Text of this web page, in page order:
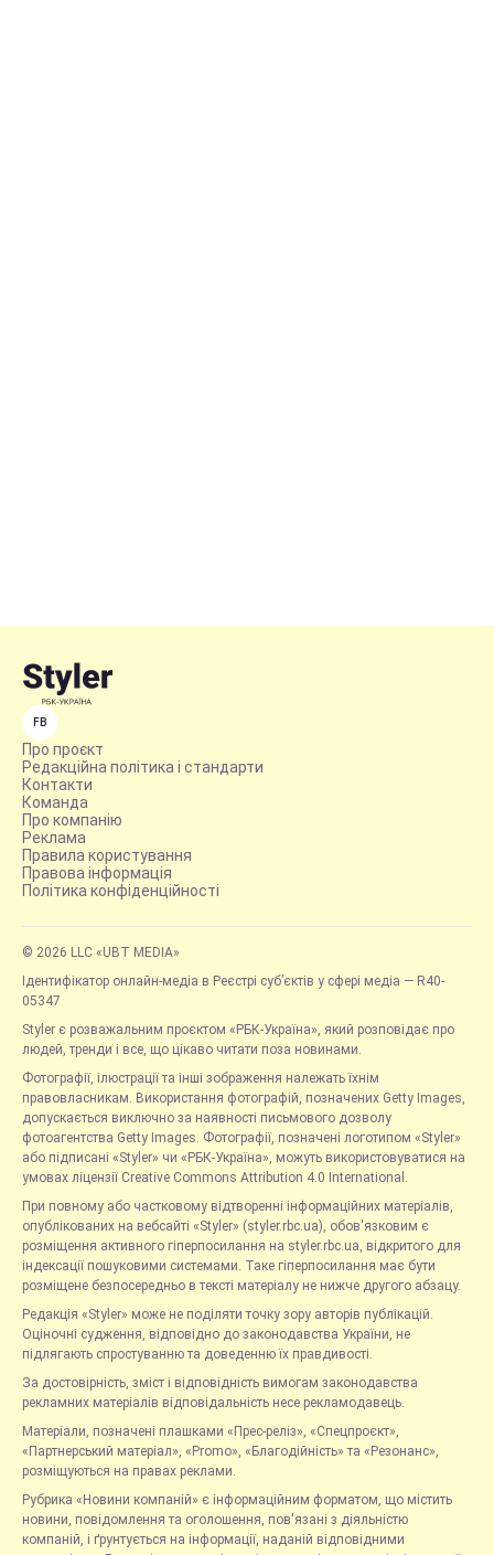
FB
Про проєкт
Редакційна політика і стандарти
Контакти
Команда
Про компанію
Реклама
Правила користування
Правова інформація
Політика конфіденційності
© 2026 LLC «UBT MEDIA»
Ідентифікатор онлайн-медіа в Реєстрі суб’єктів у сфері медіа — R40-
05347
Styler є розважальним проєктом «РБК-Україна», який розповідає про
людей, тренди і все, що цікаво читати поза новинами.
Фотографії, ілюстрації та інші зображення належать їхнім
правовласникам. Використання фотографій, позначених Getty Images,
допускається виключно за наявності письмового дозволу
фотоагентства Getty Images. Фотографії, позначені логотипом «Styler»
або підписані «Styler» чи «РБК-Україна», можуть використовуватися на
умовах ліцензії Creative Commons Attribution 4.0 International.
При повному або частковому відтворенні інформаційних матеріалів,
опублікованих на вебсайті «Styler» (styler.rbc.ua), обов'язковим є
розміщення активного гіперпосилання на styler.rbc.ua, відкритого для
індексації пошуковими системами. Таке гіперпосилання має бути
розміщене безпосередньо в тексті матеріалу не нижче другого абзацу.
Редакція «Styler» може не поділяти точку зору авторів публікацій.
Оціночні судження, відповідно до законодавства України, не
підлягають спростуванню та доведенню їх правдивості.
За достовірність, зміст і відповідність вимогам законодавства
рекламних матеріалів відповідальність несе рекламодавець.
Матеріали, позначені плашками «Прес-реліз», «Спецпроєкт»,
«Партнерський матеріал», «Promo», «Благодійність» та «Резонанс»,
розміщуються на правах реклами.
Рубрика «Новини компаній» є інформаційним форматом, що містить
новини, повідомлення та оголошення, пов'язані з діяльністю
компаній, і ґрунтується на інформації, наданій відповідними